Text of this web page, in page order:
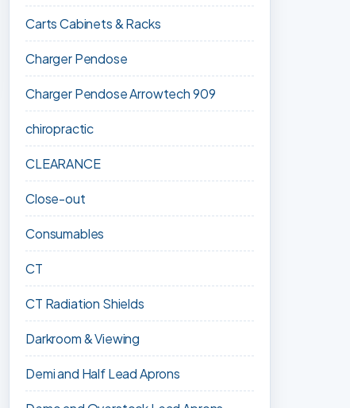
Carts Cabinets & Racks
Charger Pendose
Charger Pendose Arrowtech 909
chiropractic
CLEARANCE
Close-out
Consumables
CT
CT Radiation Shields
Darkroom & Viewing
Demi and Half Lead Aprons